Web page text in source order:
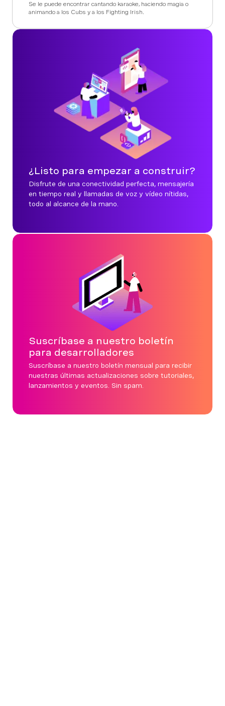
Se le puede encontrar cantando karaoke, haciendo magia o
animando a los Cubs y a los Fighting Irish.
¿Listo para empezar a construir?
Disfrute de una conectividad perfecta, mensajería
en tiempo real y llamadas de voz y vídeo nítidas,
todo al alcance de la mano.
Suscríbase a nuestro boletín
para desarrolladores
Suscríbase a nuestro boletín mensual para recibir
nuestras últimas actualizaciones sobre tutoriales,
lanzamientos y eventos. Sin spam.